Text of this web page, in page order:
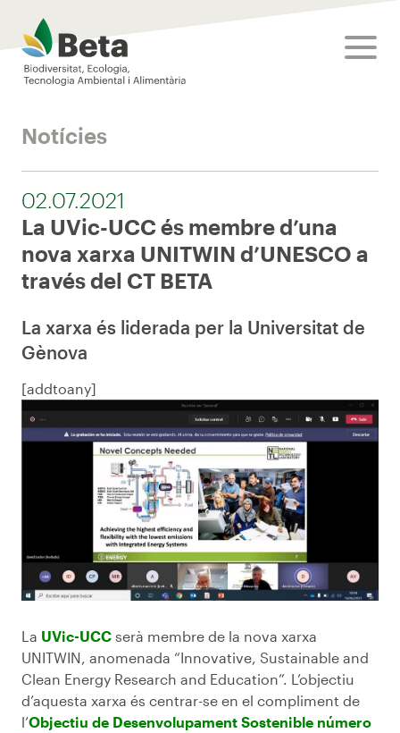
Beta Tech Center
Notícies
02.07.2021
La UVic-UCC és membre d’una
nova xarxa UNITWIN d’UNESCO a
través del CT BETA
La xarxa és liderada per la Universitat de
Gènova
[addtoany]
La UVic-UCC serà membre de la nova xarxa
UNITWIN, anomenada “Innovative, Sustainable and
Clean Energy Research and Education”. L’objectiu
d’aquesta xarxa és centrar-se en el compliment de
l’Objectiu de Desenvolupament Sostenible número